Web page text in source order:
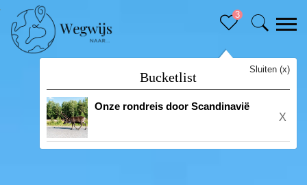
3
Bucketlist
Sluiten (x)
Onze rondreis door Scandinavië
X